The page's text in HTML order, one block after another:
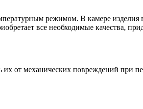
режимом. В камере
все необходимые качества,
от механических повреждений при